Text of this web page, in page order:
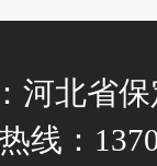
河北省
线：